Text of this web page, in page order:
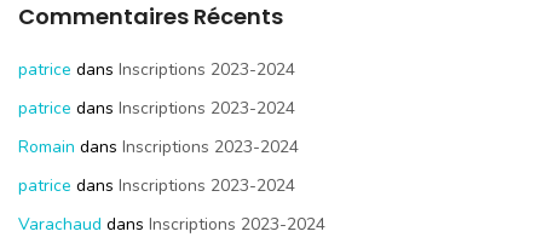
Commentaires Récents
patrice dans Inscriptions 2023-2024
patrice dans Inscriptions 2023-2024
Romain dans Inscriptions 2023-2024
patrice dans Inscriptions 2023-2024
Varachaud dans Inscriptions 2023-2024